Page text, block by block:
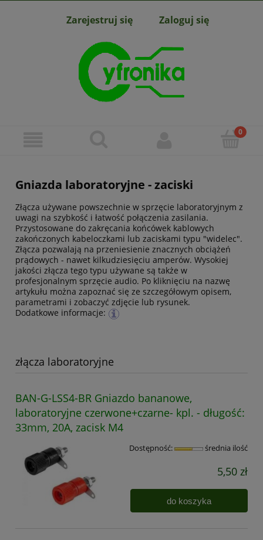
Zarejestruj się Zaloguj się
Gniazda laboratoryjne - zaciski
Złącza używane powszechnie w sprzęcie laboratoryjnym z
uwagi na szybkość i łatwość połączenia zasilania.
Przystosowane do zakręcania końcówek kablowych
zakończonych kabeloczkami lub zaciskami typu "widelec".
Złącza pozwalają na przeniesienie znacznych obciążeń
prądowych - nawet kilkudziesięciu amperów. Wysokiej
jakości złącza tego typu używane są także w
profesjonalnym sprzęcie audio. Po kliknięciu na nazwę
artykułu można zapoznać się ze szczegółowym opisem,
parametrami i zobaczyć zdjęcie lub rysunek.
Dodatkowe informacje:
złącza laboratoryjne
BAN-G-LSS4-BR Gniazdo bananowe,
laboratoryjne czerwone+czarne- kpl. - długość:
33mm, 20A, zacisk M4
Dostępność: średnia ilość
5,50 zł
do koszyka